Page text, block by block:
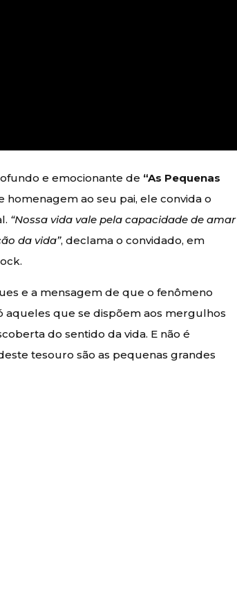
e emocionante de “As Pequenas
homenagem ao seu pai, ele convida o
“Nossa vida vale pela capacidade de amar
da vida”, declama o convidado, em
e a mensagem de que o fenômeno
aqueles que se dispõem aos mergulhos
do sentido da vida. E não é
tesouro são as pequenas grandes